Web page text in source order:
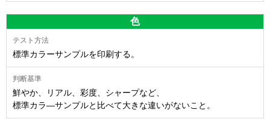
色
標準カラーサンプルを印刷する。
鮮やか、リアル、彩度、シャープなど、
標準カラ―サンプルと比べて大きな違いがないこと。